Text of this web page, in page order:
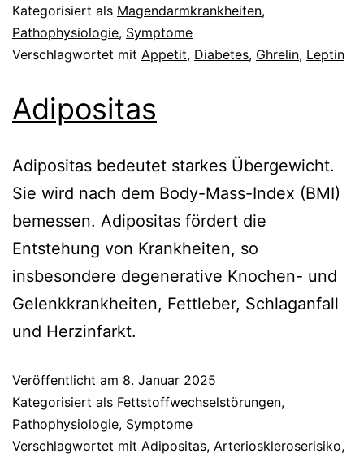
Kategorisiert als Magendarmkrankheiten,
Pathophysiologie, Symptome
Verschlagwortet mit Appetit, Diabetes, Ghrelin, Leptin
Adipositas
Adipositas bedeutet starkes Übergewicht.
Sie wird nach dem Body-Mass-Index (BMI)
bemessen. Adipositas fördert die
Entstehung von Krankheiten, so
insbesondere degenerative Knochen- und
Gelenkkrankheiten, Fettleber, Schlaganfall
und Herzinfarkt.
Veröffentlicht am 8. Januar 2025
Kategorisiert als Fettstoffwechselstörungen,
Pathophysiologie, Symptome
Verschlagwortet mit Adipositas, Arterioskleroserisiko,